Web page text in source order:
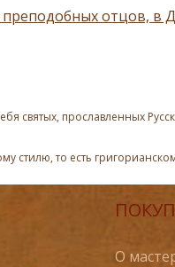
преподобных отцов,
святых, прославленных
стилю, то есть
О